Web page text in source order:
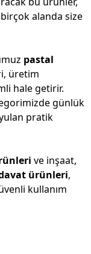
alanda size
pastal
üretim
hale getirir.
günlük
pratik
ve inşaat,
ürünleri,
kullanım